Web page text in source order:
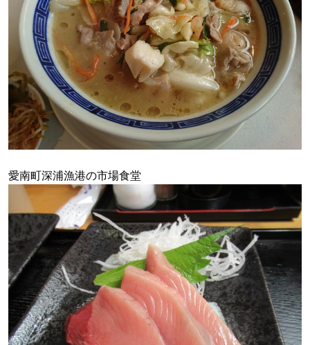
愛南町深浦漁港の市場食堂